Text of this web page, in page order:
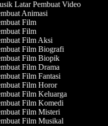
Latar Pembuat Video
Animasi
Film
Film
Film Aksi
Film Biografi
Film Biopik
Film Drama
Film Fantasi
Film Horor
Film Keluarga
Film Komedi
Film Misteri
Film Musikal